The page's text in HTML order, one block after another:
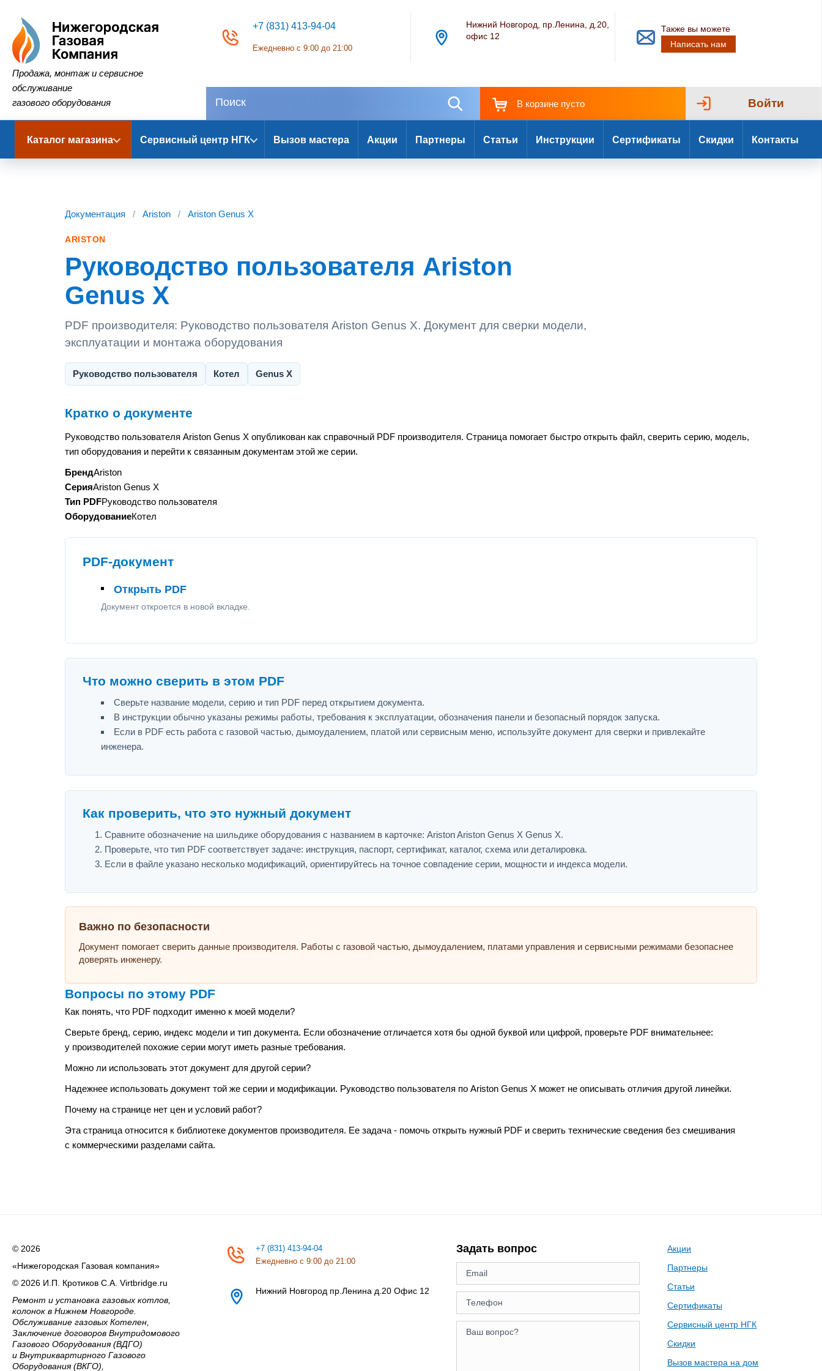
Нижегородская Газовая Компания
Продажа, монтаж и сервисное
обслуживание
газового оборудования
+7 (831) 413-94-04
Ежедневно с 9:00 до 21:00
Нижний Новгород, пр.Ленина, д.20,
офис 12
Также вы можете
Написать нам
В корзине пусто Войти
Каталог магазина Сервисный центр НГК Вызов мастера Акции Партнеры Статьи Инструкции Сертификаты Скидки Контакты
Документация / Ariston / Ariston Genus X
ARISTON
Руководство пользователя Ariston
Genus X
PDF производителя: Руководство пользователя Ariston Genus X. Документ для сверки модели,
эксплуатации и монтажа оборудования
Руководство пользователя Котел Genus X
Кратко о документе
Руководство пользователя Ariston Genus X опубликован как справочный PDF производителя. Страница помогает быстро открыть файл, сверить серию, модель,
тип оборудования и перейти к связанным документам этой же серии.
БрендAriston
СерияAriston Genus X
Тип PDFРуководство пользователя
ОборудованиеКотел
PDF-документ
Открыть PDF
Документ откроется в новой вкладке.
Что можно сверить в этом PDF
Сверьте название модели, серию и тип PDF перед открытием документа.
В инструкции обычно указаны режимы работы, требования к эксплуатации, обозначения панели и безопасный порядок запуска.
Если в PDF есть работа с газовой частью, дымоудалением, платой или сервисным меню, используйте документ для сверки и привлекайте
инженера.
Как проверить, что это нужный документ
Сравните обозначение на шильдике оборудования с названием в карточке: Ariston Ariston Genus X Genus X.
Проверьте, что тип PDF соответствует задаче: инструкция, паспорт, сертификат, каталог, схема или деталировка.
Если в файле указано несколько модификаций, ориентируйтесь на точное совпадение серии, мощности и индекса модели.
Важно по безопасности
Документ помогает сверить данные производителя. Работы с газовой частью, дымоудалением, платами управления и сервисными режимами безопаснее
доверять инженеру.
Вопросы по этому PDF
Как понять, что PDF подходит именно к моей модели?
Сверьте бренд, серию, индекс модели и тип документа. Если обозначение отличается хотя бы одной буквой или цифрой, проверьте PDF внимательнее:
у производителей похожие серии могут иметь разные требования.
Можно ли использовать этот документ для другой серии?
Надежнее использовать документ той же серии и модификации. Руководство пользователя по Ariston Genus X может не описывать отличия другой линейки.
Почему на странице нет цен и условий работ?
Эта страница относится к библиотеке документов производителя. Ее задача - помочь открыть нужный PDF и сверить технические сведения без смешивания
с коммерческими разделами сайта.
© 2026
«Нижегородская Газовая компания»
© 2026 И.П. Кротиков С.А. Virtbridge.ru
Ремонт и установка газовых котлов,
колонок в Нижнем Новгороде.
Обслуживание газовых Котелен,
Заключение договоров Внутридомового
Газового Оборудования (ВДГО)
и Внутриквартирного Газового
Оборудования (ВКГО),
+7 (831) 413-94-04
Ежедневно с 9:00 до 21:00
Нижний Новгород пр.Ленина д.20 Офис 12
Задать вопрос
Акции
Партнеры
Статьи
Сертификаты
Сервисный центр НГК
Скидки
Вызов мастера на дом